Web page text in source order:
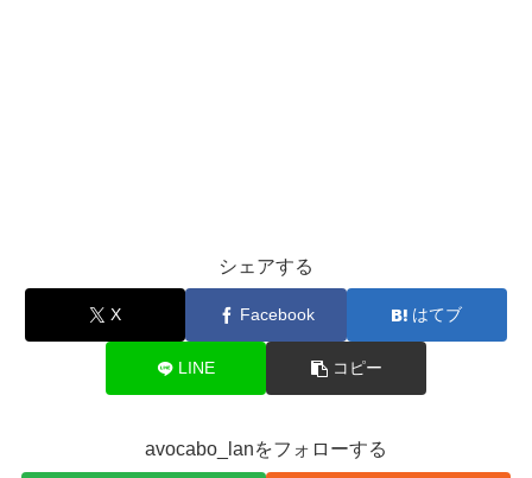
シェアする
X Facebook はてブ
LINE コピー
avocabo_lanをフォローする